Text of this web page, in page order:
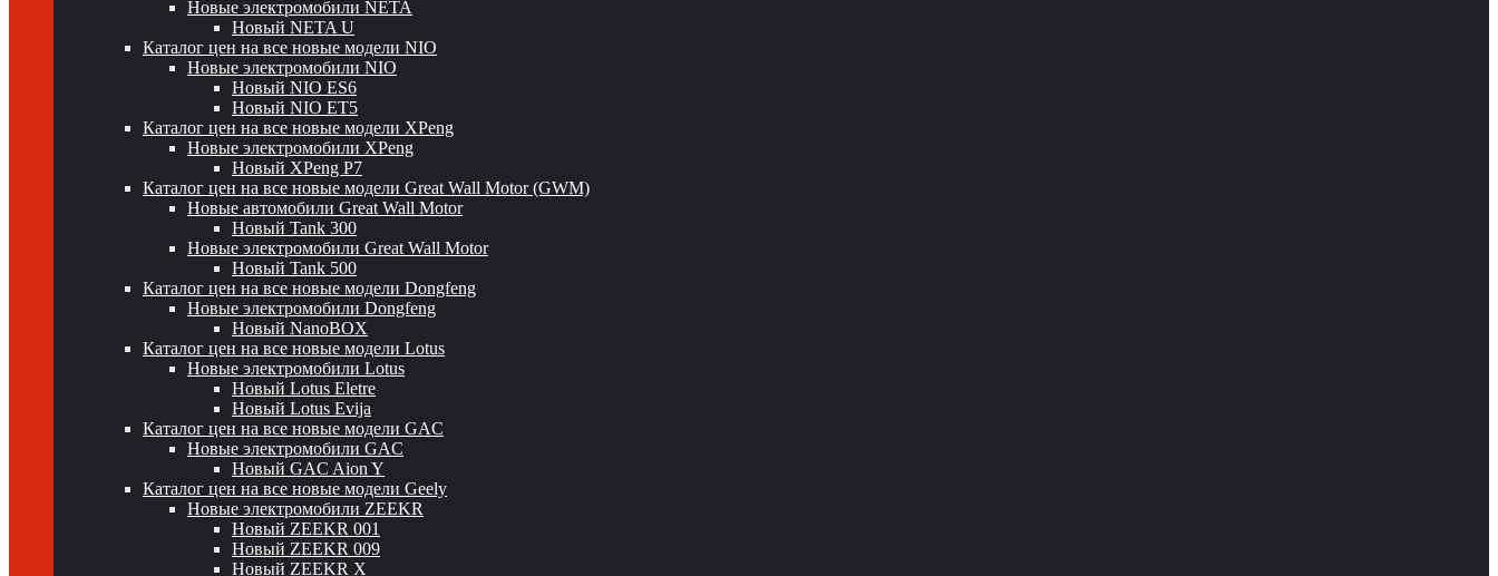
Новые электромобили NETA
Новый NETA U
Каталог цен на все новые модели NIO
Новые электромобили NIO
Новый NIO ES6
Новый NIO ET5
Каталог цен на все новые модели XPeng
Новые электромобили XPeng
Новый XPeng P7
Каталог цен на все новые модели Great Wall Motor (GWM)
Новые автомобили Great Wall Motor
Новый Tank 300
Новые электромобили Great Wall Motor
Новый Tank 500
Каталог цен на все новые модели Dongfeng
Новые электромобили Dongfeng
Новый NanoBOX
Каталог цен на все новые модели Lotus
Новые электромобили Lotus
Новый Lotus Eletre
Новый Lotus Evija
Каталог цен на все новые модели GAC
Новые электромобили GAC
Новый GAC Aion Y
Каталог цен на все новые модели Geely
Новые электромобили ZEEKR
Новый ZEEKR 001
Новый ZEEKR 009
Новый ZEEKR X